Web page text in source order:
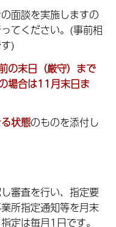
面談を実施しますの
てください。(事前相
)
の末日（厳守）まで
場合は11月末日ま
状態のものを添付し
審査を行い、指定要
所指定通知等を月末
定は毎月1日です。